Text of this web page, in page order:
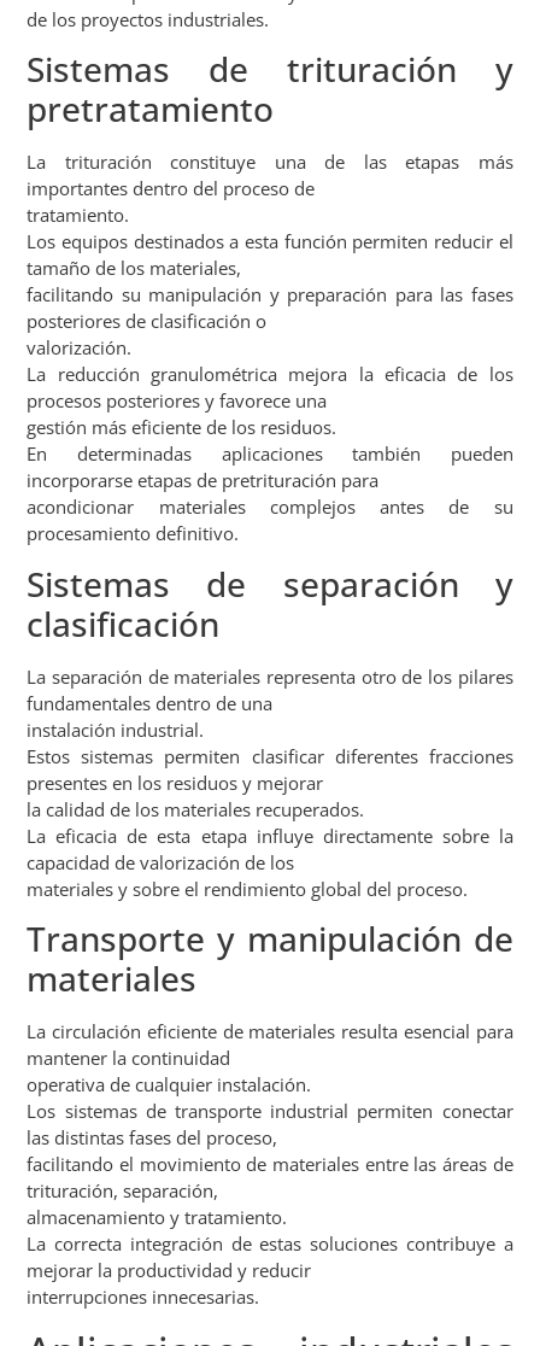
de los proyectos industriales.
Sistemas de trituración y
pretratamiento
La trituración constituye una de las etapas más
importantes dentro del proceso de
tratamiento.
Los equipos destinados a esta función permiten reducir el
tamaño de los materiales,
facilitando su manipulación y preparación para las fases
posteriores de clasificación o
valorización.
La reducción granulométrica mejora la eficacia de los
procesos posteriores y favorece una
gestión más eficiente de los residuos.
En determinadas aplicaciones también pueden
incorporarse etapas de pretrituración para
acondicionar materiales complejos antes de su
procesamiento definitivo.
Sistemas de separación y
clasificación
La separación de materiales representa otro de los pilares
fundamentales dentro de una
instalación industrial.
Estos sistemas permiten clasificar diferentes fracciones
presentes en los residuos y mejorar
la calidad de los materiales recuperados.
La eficacia de esta etapa influye directamente sobre la
capacidad de valorización de los
materiales y sobre el rendimiento global del proceso.
Transporte y manipulación de
materiales
La circulación eficiente de materiales resulta esencial para
mantener la continuidad
operativa de cualquier instalación.
Los sistemas de transporte industrial permiten conectar
las distintas fases del proceso,
facilitando el movimiento de materiales entre las áreas de
trituración, separación,
almacenamiento y tratamiento.
La correcta integración de estas soluciones contribuye a
mejorar la productividad y reducir
interrupciones innecesarias.